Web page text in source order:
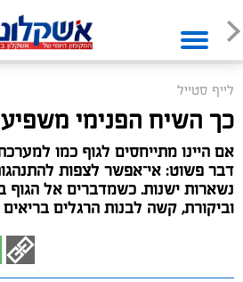
לייף סטייל
כך השיח הפנימי
אם היינו מתייחסים לגוף כמו
דבר פשוט: אי־אפשר לצפות
נשארות ישנות. כשמדברים אל
וביקורת, קשה לבנות הרגלים בריאים